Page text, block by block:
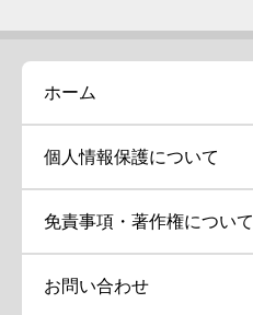
ホーム
個人情報保護について
免責事項・著作権について
お問い合わせ